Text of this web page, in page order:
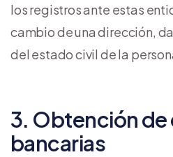
los registros ante estas
cambio de una dirección,
del estado civil de la
3. Obtención de
bancarias